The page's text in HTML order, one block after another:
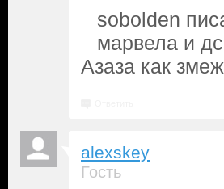
sobolden
марвела и
Азаза как
alexskey
Гость